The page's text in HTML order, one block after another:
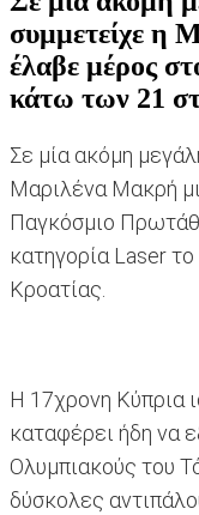
συμμετείχε η
έλαβε μέρος
κάτω των 21
Σε μία ακόμη
Μαριλένα Μακρή
Παγκόσμιο
κατηγορία Laser
Κροατίας.
Η 17χρονη Κύπρια
καταφέρει ήδη να
Ολυμπιακούς του
δύσκολες